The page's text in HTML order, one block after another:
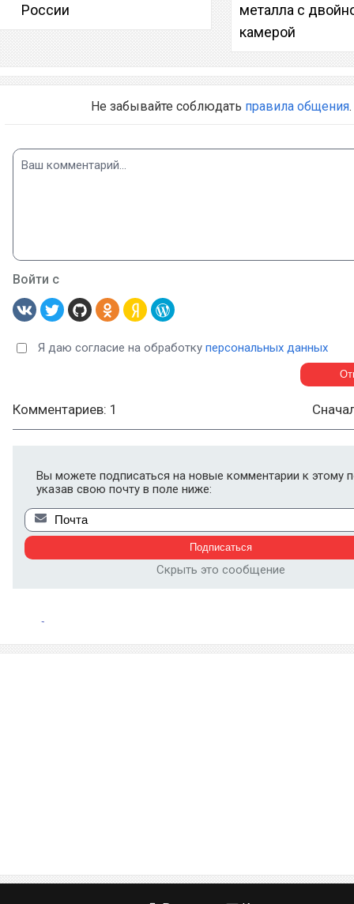
России
металла с
камерой
Не забывайте соблюдать правила общения.
Войти с
Я даю согласие на обработку персональных данных
Комментариев: 1
Вы можете подписаться на новые комментарии к этому
указав свою почту в поле ниже:
Скрыть это сообщение